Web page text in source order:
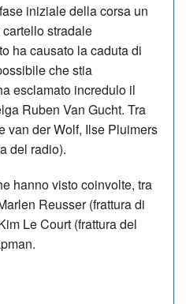
iniziale della corsa un
cartello stradale
ha causato la caduta di
che stia
esclamato incredulo il
Ruben Van Gucht. Tra
van der Wolf, Ilse Pluimers
del radio).
hanno visto coinvolte, tra
Reusser (frattura di
Le Court (frattura del
.